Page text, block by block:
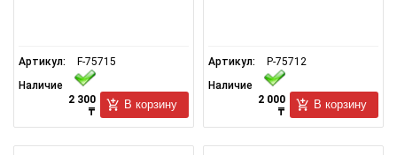
Артикул:
F-75715
Наличие
2 300
₸
В корзину
Артикул:
P-75712
Наличие
2 000
₸
В корзину